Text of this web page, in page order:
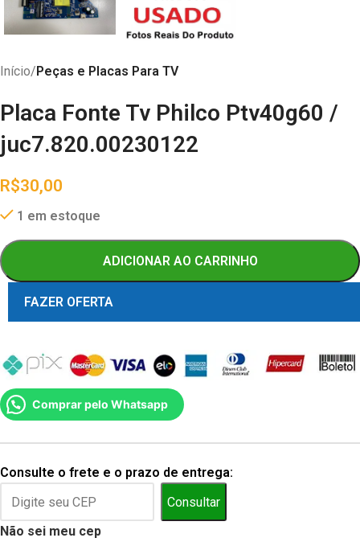
Início Peças e Placas Para TV
Placa Fonte Tv Philco Ptv40g60 /
juc7.820.00230122
R$30,00
1 em estoque
ADICIONAR AO CARRINHO
FAZER OFERTA
Comprar pelo Whatsapp
Consulte o frete e o prazo de entrega:
Consultar
Não sei meu cep